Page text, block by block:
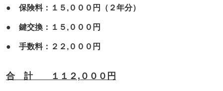
● 保険料：１５,０００円（２年分）
● 鍵交換：１５,０００円
● 手数料：２２,０００円
合 計 １１２,０００円